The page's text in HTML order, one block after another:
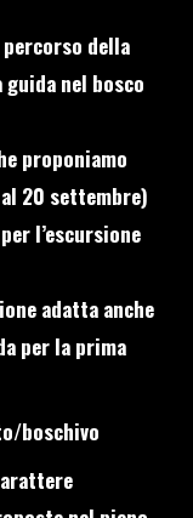
della
guida nel bosco
proponiamo
20 settembre)
l’escursione
adatta anche
per la prima
boschivo